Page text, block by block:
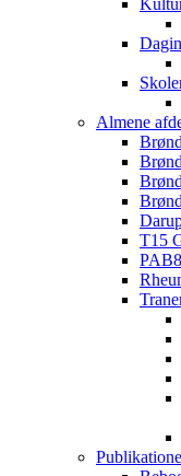
Almene
T15
PAB8